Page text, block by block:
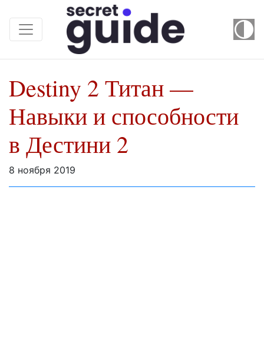
Destiny 2 Титан —
Навыки и способности
в Дестини 2
8 ноября 2019